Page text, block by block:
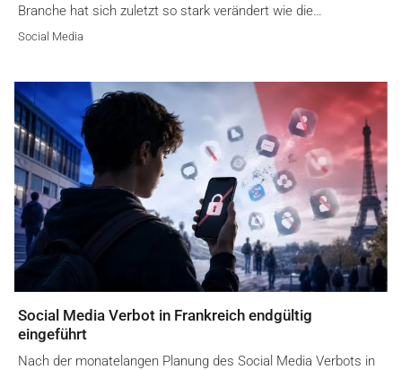
Branche hat sich zuletzt so stark verändert wie die…
Social Media
Social Media Verbot in Frankreich endgültig
eingeführt
Nach der monatelangen Planung des Social Media Verbots in